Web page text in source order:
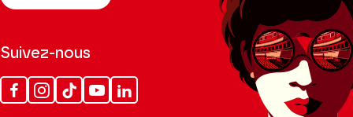
Suivez-nous
FacebookInstagram
Tik
Tok
YoutubeLinkedin